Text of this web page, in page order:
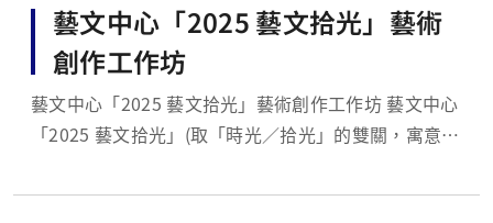
藝文中心「2025 藝文拾光」藝術
創作工作坊
藝文中心「2025 藝文拾光」藝術創作工作坊 藝文中心
「2025 藝文拾光」(取「時光／拾光」的雙關，寓意透
作坊的形式，營造出充滿人文與美感氛圍的校園環境，